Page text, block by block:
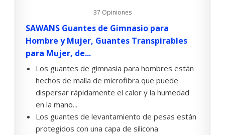
37 Opiniones
SAWANS Guantes de Gimnasio para
Hombre y Mujer, Guantes Transpirables
para Mujer, de...
Los guantes de gimnasia para hombres están
hechos de malla de microfibra que puede
dispersar rápidamente el calor y la humedad
en la mano...
Los guantes de levantamiento de pesas están
protegidos con una capa de silicona